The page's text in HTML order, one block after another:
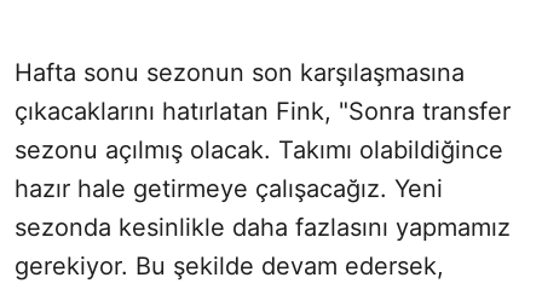
Hafta sonu sezonun son karşılaşmasına
çıkacaklarını hatırlatan Fink, "Sonra transfer
sezonu açılmış olacak. Takımı olabildiğince
hazır hale getirmeye çalışacağız. Yeni
sezonda kesinlikle daha fazlasını yapmamız
gerekiyor. Bu şekilde devam edersek,